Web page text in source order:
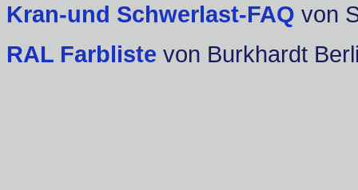
Kran-und Schwerlast-FAQ von
RAL Farbliste von Burkhardt